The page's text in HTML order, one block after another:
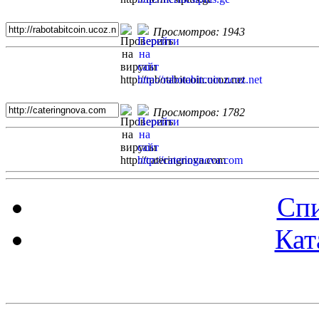
Просмотров: 1943
Просмотров: 1782